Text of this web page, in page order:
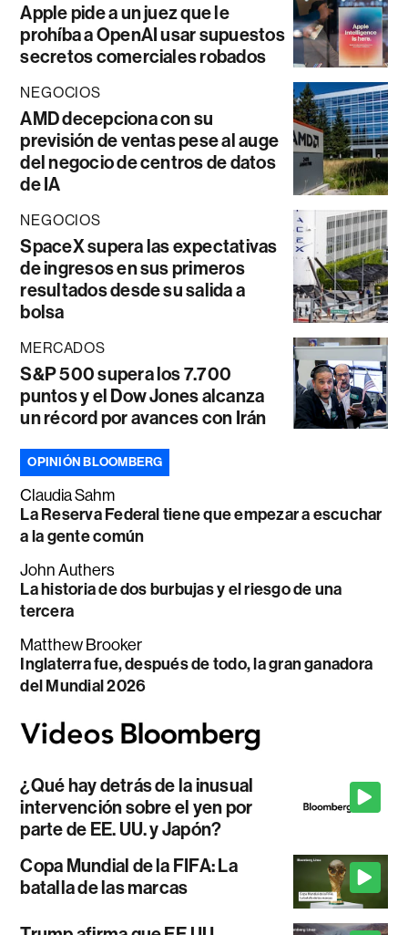
Apple pide a un juez que le
prohíba a OpenAI usar supuestos
secretos comerciales robados
NEGOCIOS
AMD decepciona con su
previsión de ventas pese al auge
del negocio de centros de datos
de IA
NEGOCIOS
SpaceX supera las expectativas
de ingresos en sus primeros
resultados desde su salida a
bolsa
MERCADOS
S&P 500 supera los 7.700
puntos y el Dow Jones alcanza
un récord por avances con Irán
OPINIÓN BLOOMBERG
Claudia Sahm
La Reserva Federal tiene que empezar a escuchar
a la gente común
John Authers
La historia de dos burbujas y el riesgo de una
tercera
Matthew Brooker
Inglaterra fue, después de todo, la gran ganadora
del Mundial 2026
¿Qué hay detrás de la inusual
intervención sobre el yen por
parte de EE. UU. y Japón?
Copa Mundial de la FIFA: La
batalla de las marcas